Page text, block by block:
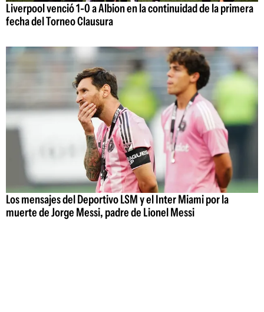
Liverpool venció 1-0 a Albion en la continuidad de la primera
fecha del Torneo Clausura
Los mensajes del Deportivo LSM y el Inter Miami por la
muerte de Jorge Messi, padre de Lionel Messi